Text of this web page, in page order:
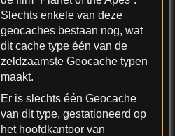
Slechts enkele van deze
geocaches bestaan nog, wat
dit cache type één van de
zeldzaamste Geocache typen
maakt.
Er is slechts één Geocache
van dit type, gestationeerd op
het hoofdkantoor van